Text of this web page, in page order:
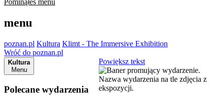
Pominąłeś menu
menu
poznan.pl Kultura Klimt - The Immersive Exhibition
Wróć do poznan.pl
Kultura
Menu
Polecane wydarzenia
Powiększ tekst